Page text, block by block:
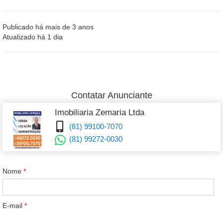
Publicado há mais de 3 anos
Atualizado há 1 dia
Contatar Anunciante
Imobiliaria Zemaria Ltda
(81) 99100-7070
(81) 99272-0030
Nome *
E-mail *